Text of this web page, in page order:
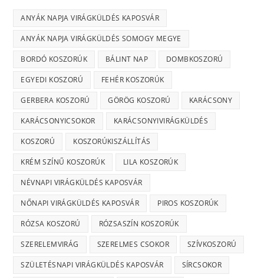
ANYÁK NAPJA VIRÁGKÜLDÉS KAPOSVÁR
ANYÁK NAPJA VIRÁGKÜLDÉS SOMOGY MEGYE
BORDÓ KOSZORÚK BÁLINT NAP DOMBKOSZORÚ
EGYEDI KOSZORÚ FEHÉR KOSZORÚK
GERBERA KOSZORÚ GÖRÖG KOSZORÚ KARÁCSONY
KARÁCSONYICSOKOR KARÁCSONYIVIRÁGKÜLDÉS
KOSZORÚ KOSZORÚKISZÁLLÍTÁS
KRÉM SZÍNŰ KOSZORÚK LILA KOSZORÚK
NÉVNAPI VIRÁGKÜLDÉS KAPOSVÁR
NŐNAPI VIRÁGKÜLDÉS KAPOSVÁR PIROS KOSZORÚK
RÓZSA KOSZORÚ RÓZSASZÍN KOSZORÚK
SZERELEMVIRÁG SZERELMES CSOKOR SZÍVKOSZORÚ
SZÜLETÉSNAPI VIRÁGKÜLDÉS KAPOSVÁR SÍRCSOKOR